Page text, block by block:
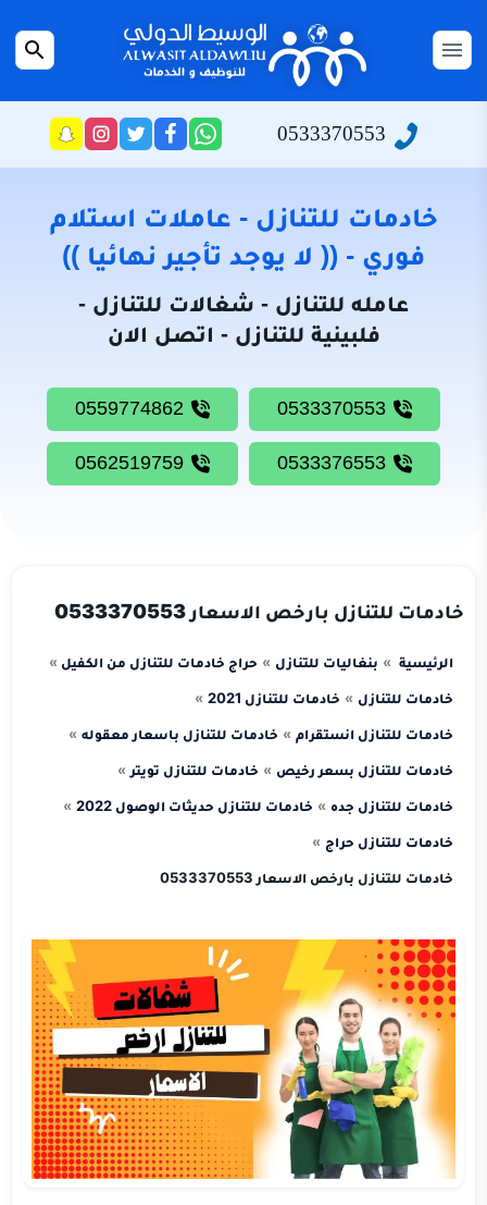
المحتوىالقائمة
الرئيسية
سياسة
من
نحن
خادمات
للتنازل
شغالات
للتنازل
بحث
0533370553
راسلنا
عبر
تابعنا
على
فيسبوك
تابعنا
على
تويتر
تابعنا
على
انستجرام
خادمات للتنازل - عاملات استلام
فوري - (( لا يوجد تأجير نهائيا ))
عامله للتنازل - شغالات للتنازل -
فلبينية للتنازل - اتصل الان
خادمات للتنازل بارخص الاسعار 0533370553
الرئيسية بنغاليات للتنازل حراج خادمات للتنازل من الكفيل
خادمات للتنازل خادمات للتنازل 2021
خادمات للتنازل انستقرام خادمات للتنازل باسعار معقوله
خادمات للتنازل بسعر رخيص خادمات للتنازل تويتر
خادمات للتنازل جده خادمات للتنازل حديثات الوصول 2022
خادمات للتنازل حراج
خادمات للتنازل بارخص الاسعار 0533370553